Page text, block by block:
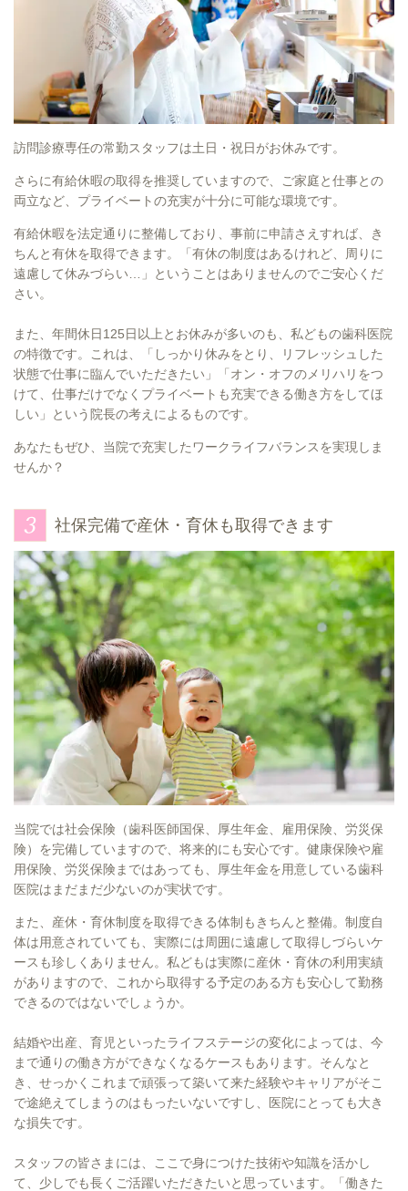
訪問診療専任の常勤スタッフは土日・祝日がお休みです。
さらに有給休暇の取得を推奨していますので、ご家庭と仕事との
両立など、プライベートの充実が十分に可能な環境です。
有給休暇を法定通りに整備しており、事前に申請さえすれば、き
ちんと有休を取得できます。「有休の制度はあるけれど、周りに
遠慮して休みづらい…」ということはありませんのでご安心くだ
さい。
また、年間休日125日以上とお休みが多いのも、私どもの歯科医院
の特徴です。これは、「しっかり休みをとり、リフレッシュした
状態で仕事に臨んでいただきたい」「オン・オフのメリハリをつ
けて、仕事だけでなくプライベートも充実できる働き方をしてほ
しい」という院長の考えによるものです。
あなたもぜひ、当院で充実したワークライフバランスを実現しま
せんか？
社保完備で産休・育休も取得できます
当院では社会保険（歯科医師国保、厚生年金、雇用保険、労災保
険）を完備していますので、将来的にも安心です。健康保険や雇
用保険、労災保険まではあっても、厚生年金を用意している歯科
医院はまだまだ少ないのが実状です。
また、産休・育休制度を取得できる体制もきちんと整備。制度自
体は用意されていても、実際には周囲に遠慮して取得しづらいケ
ースも珍しくありません。私どもは実際に産休・育休の利用実績
がありますので、これから取得する予定のある方も安心して勤務
できるのではないでしょうか。
結婚や出産、育児といったライフステージの変化によっては、今
まで通りの働き方ができなくなるケースもあります。そんなと
き、せっかくこれまで頑張って築いて来た経験やキャリアがそこ
で途絶えてしまうのはもったいないですし、医院にとっても大き
な損失です。
スタッフの皆さまには、ここで身につけた技術や知識を活かし
て、少しでも長くご活躍いただきたいと思っています。「働きた